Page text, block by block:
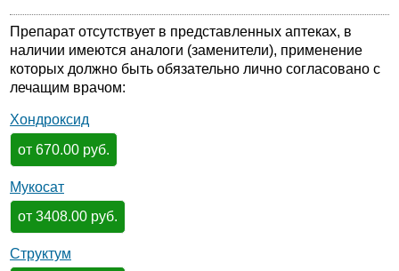
Препарат отсутствует в представленных аптеках, в
наличии имеются аналоги (заменители), применение
которых должно быть обязательно лично согласовано с
лечащим врачом:
Хондроксид
от 670.00 руб.
Мукосат
от 3408.00 руб.
Структум